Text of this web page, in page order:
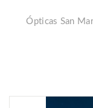
Ópticas San